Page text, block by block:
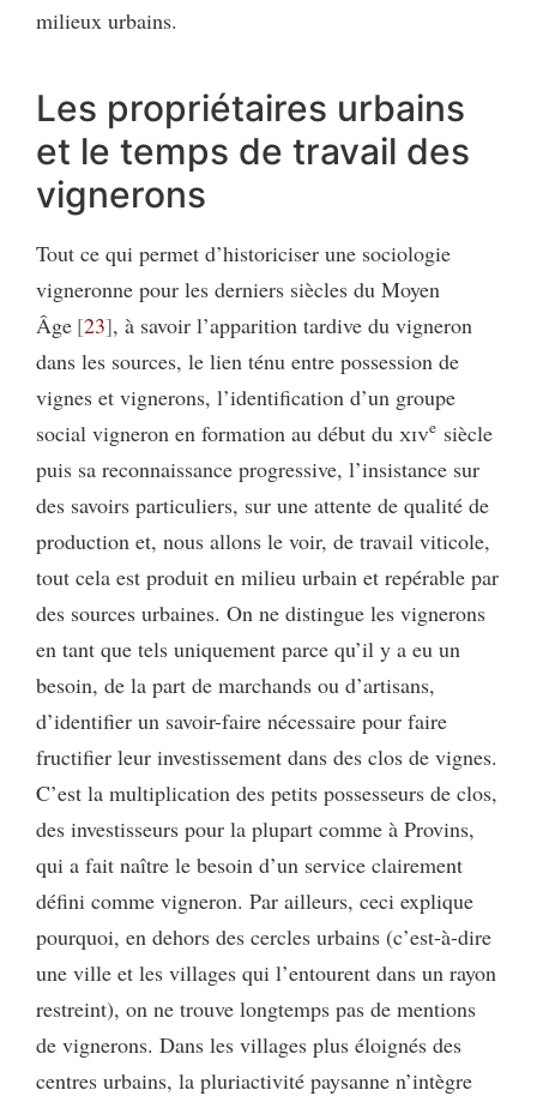
milieux urbains.
Les propriétaires urbains
et le temps de travail des
vignerons
Tout ce qui permet d’historiciser une sociologie
vigneronne pour les derniers siècles du Moyen
Âge 23 , à savoir l’apparition tardive du vigneron
dans les sources, le lien ténu entre possession de
vignes et vignerons, l’identification d’un groupe
social vigneron en formation au début du xive siècle
puis sa reconnaissance progressive, l’insistance sur
des savoirs particuliers, sur une attente de qualité de
production et, nous allons le voir, de travail viticole,
tout cela est produit en milieu urbain et repérable par
des sources urbaines. On ne distingue les vignerons
en tant que tels uniquement parce qu’il y a eu un
besoin, de la part de marchands ou d’artisans,
d’identifier un savoir-faire nécessaire pour faire
fructifier leur investissement dans des clos de vignes.
C’est la multiplication des petits possesseurs de clos,
des investisseurs pour la plupart comme à Provins,
qui a fait naître le besoin d’un service clairement
défini comme vigneron. Par ailleurs, ceci explique
pourquoi, en dehors des cercles urbains (c’est-à-dire
une ville et les villages qui l’entourent dans un rayon
restreint), on ne trouve longtemps pas de mentions
de vignerons. Dans les villages plus éloignés des
centres urbains, la pluriactivité paysanne n’intègre